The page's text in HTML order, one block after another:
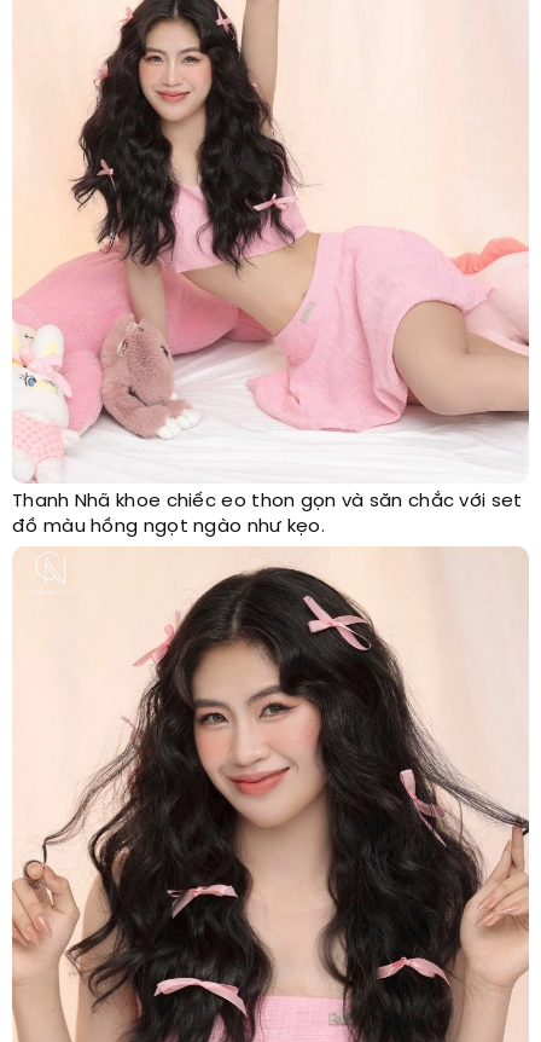
Thanh Nhã khoe chiếc eo thon gọn và săn chắc với set
đồ màu hồng ngọt ngào như kẹo.